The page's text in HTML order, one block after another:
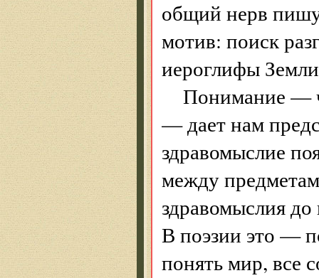
общий нерв
мотив: поиск
иероглифы
Понимание —
— дает нам
здравомыслие
между
здравомыслия
В поэзии это —
понять мир, все